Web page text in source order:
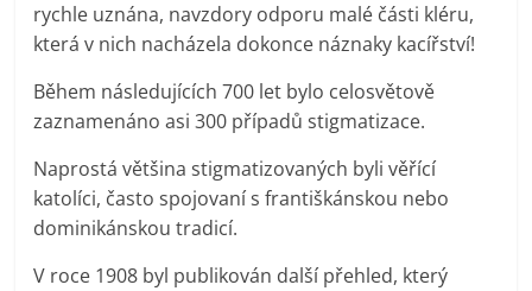
rychle uznána, navzdory odporu malé části kléru,
která v nich nacházela dokonce náznaky kacířství!
Během následujících 700 let bylo celosvětově
zaznamenáno asi 300 případů stigmatizace.
Naprostá většina stigmatizovaných byli věřící
katolíci, často spojovaní s františkánskou nebo
dominikánskou tradicí.
V roce 1908 byl publikován další přehled, který